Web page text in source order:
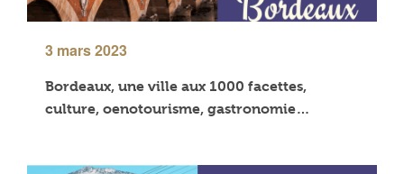
3 mars 2023
Bordeaux, une ville aux 1000 facettes,
culture, oenotourisme, gastronomie…